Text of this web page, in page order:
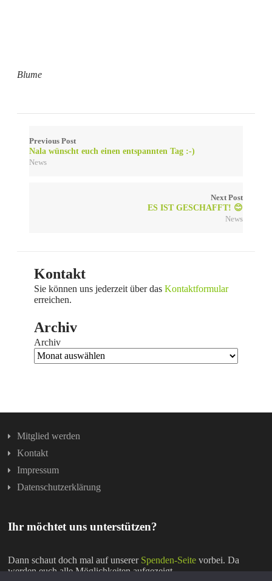
Blume
Previous Post
Nala wünscht euch einen entspannten Tag :-)
News
Next Post
ES IST GESCHAFFT! 😊
News
Kontakt
Sie können uns jederzeit über das Kontaktformular
erreichen.
Archiv
Archiv
Mitglied werden
Kontakt
Impressum
Datenschutzerklärung
Ihr möchtet uns unterstützen?
Dann schaut doch mal auf unserer Spenden-Seite vorbei. Da
werden euch alle Möglichkeiten aufgezeigt.